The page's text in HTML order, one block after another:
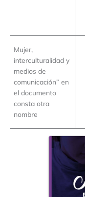
Mujer,
interculturalidad y
medios de
comunicación” en
el documento
consta otra
nombre